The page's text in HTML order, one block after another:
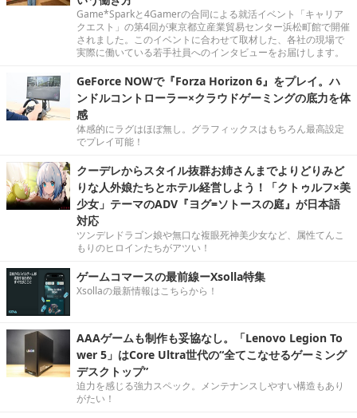
Game*Sparkと4Gamerの合同による就活イベント「キャリア
クエスト」の第4回が東京都立産業貿易センター浜松町館で開催
されました。このイベントに合わせて取材した、各社の現場で
実際に働いている若手社員へのインタビューをお届けします。
GeForce NOWで『Forza Horizon 6』をプレイ。ハ
ンドルコントローラー×クラウドゲーミングの底力を体
感
体感的にラグはほぼ無し。グラフィックスはもちろん最高設定
でプレイ可能！
クーデレからスタイル抜群お姉さんまでよりどりみど
りな人外娘たちとホテル経営しよう！「クトゥルフ×美
少女」テーマのADV『ヨグ=ソトースの庭』が日本語
対応
ツンデレドラゴン娘や無口な複眼死神美少女など、属性てんこ
もりのヒロインたちがアツい！
ゲームコマースの最前線ーXsolla特集
Xsollaの最新情報はこちらから！
AAAゲームも制作も妥協なし。「Lenovo Legion To
wer 5」はCore Ultra世代の“全てこなせるゲーミング
デスクトップ”
迫力を感じる強力スペック。メンテナンスしやすい構造もあり
がたい！